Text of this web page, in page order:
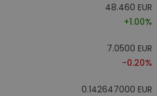
48.460 EUR
+1.00%
7.0500 EUR
-0.20%
0.142647000 EUR